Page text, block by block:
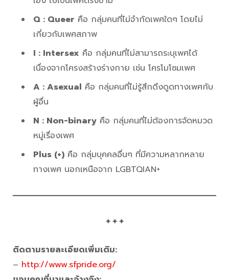
Q : Queer คือ กลุ่มคนที่ไม่จำกัดเพศใดๆ โดยไม่
เกี่ยวกับเพศสภาพ
I : Intersex คือ กลุ่มคนที่ไม่สามารถระบุเพศได้
เนื่องจากโครงสร้างร่างกาย เช่น โครโมโซมเพศ
A : Asexual คือ กลุ่มคนที่ไม่รู้สึกดึงดูดทางเพศกับ
ผู้อื่น
N : Non-binary คือ กลุ่มคนที่ไม่ต้องการจัดหมวด
หมู่เรื่องเพศ
Plus (+) คือ กลุ่มบุคคลอื่นๆ ที่มีความหลากหลาย
ทางเพศ นอกเหนือจาก LGBTQIAN+
✦✦✦
ติดตามรายละเอียดเพิ่มเติม:
– http://www.sfpride.org/